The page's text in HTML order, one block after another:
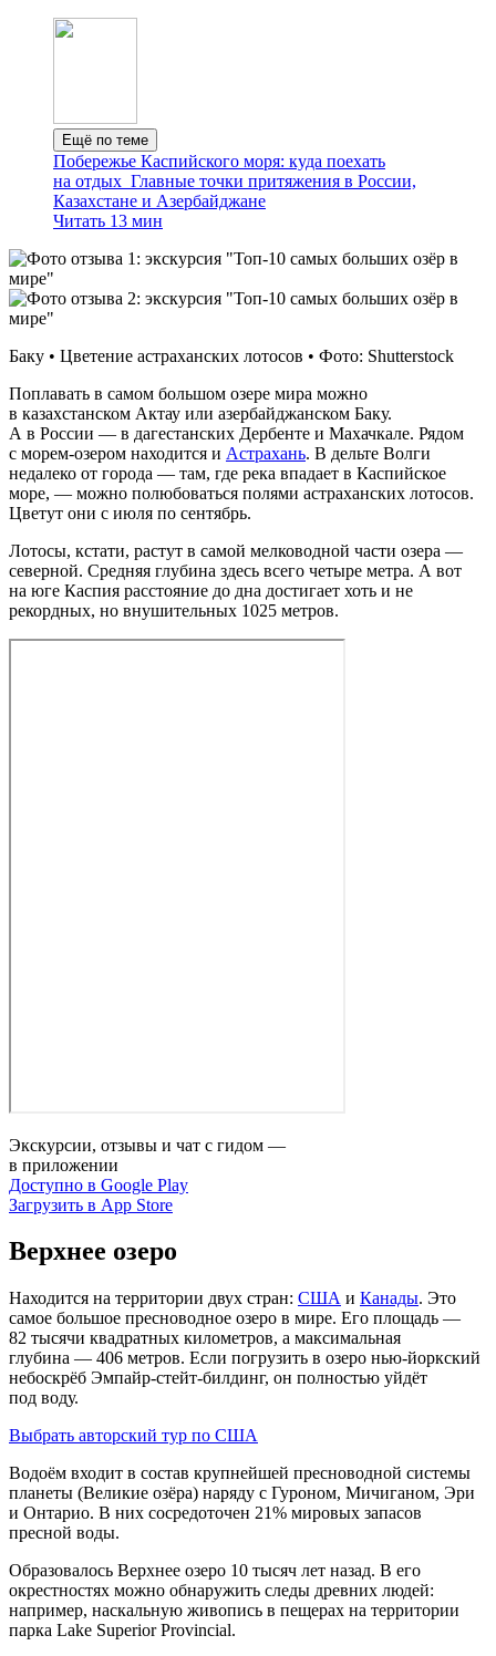
Ещё по теме
Побережье Каспийского моря: куда поехать
на отдых Главные точки притяжения в России,
Казахстане и Азербайджане
Читать 13 мин
Баку • Цветение астраханских лотосов • Фото: Shutterstock
Поплавать в самом большом озере мира можно
в казахстанском Актау или азербайджанском Баку.
А в России — в дагестанских Дербенте и Махачкале. Рядом
с морем‑озером находится и Астрахань. В дельте Волги
недалеко от города — там, где река впадает в Каспийское
море, — можно полюбоваться полями астраханских лотосов.
Цветут они с июля по сентябрь.
Лотосы, кстати, растут в самой мелководной части озера —
северной. Средняя глубина здесь всего четыре метра. А вот
на юге Каспия расстояние до дна достигает хоть и не
рекордных, но внушительных 1025 метров.
Экскурсии, отзывы и чат с гидом —
в приложении
Доступно в Google Play
Загрузить в App Store
Верхнее озеро
Находится на территории двух стран: США и Канады. Это
самое большое пресноводное озеро в мире. Его площадь —
82 тысячи квадратных километров, а максимальная
глубина — 406 метров. Если погрузить в озеро нью‑йоркский
небоскрёб Эмпайр‑стейт-билдинг, он полностью уйдёт
под воду.
Выбрать авторский тур по США
Водоём входит в состав крупнейшей пресноводной системы
планеты (Великие озёра) наряду с Гуроном, Мичиганом, Эри
и Онтарио. В них сосредоточен 21% мировых запасов
пресной воды.
Образовалось Верхнее озеро 10 тысяч лет назад. В его
окрестностях можно обнаружить следы древних людей:
например, наскальную живопись в пещерах на территории
парка Lake Superior Provincial.